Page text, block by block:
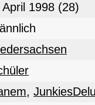
April 1998 (28)
,